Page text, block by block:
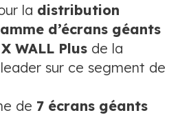
la distribution
d’écrans géants
WALL Plus de la
sur ce segment de
de 7 écrans géants